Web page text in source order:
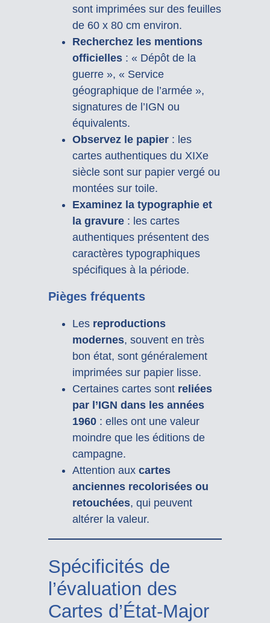
sont imprimées sur des feuilles
de 60 x 80 cm environ.
Recherchez les mentions
officielles: « Dépôt de la
guerre », « Service
géographique de l’armée »,
signatures de l’IGN ou
équivalents.
Observez le papier: les
cartes authentiques du XIXe
siècle sont sur papier vergé ou
montées sur toile.
Examinez la typographie et
la gravure: les cartes
authentiques présentent des
caractères typographiques
spécifiques à la période.
Pièges fréquents
Les reproductions
modernes, souvent en très
bon état, sont généralement
imprimées sur papier lisse.
Certaines cartes sont reliées
par l’IGN dans les années
1960: elles ont une valeur
moindre que les éditions de
campagne.
Attention aux cartes
anciennes recolorisées ou
retouchées, qui peuvent
altérer la valeur.
Spécificités de
l’évaluation des
Cartes d’État-Major